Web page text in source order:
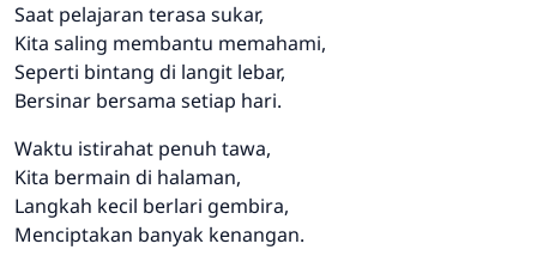
Saat pelajaran terasa sukar,
Kita saling membantu memahami,
Seperti bintang di langit lebar,
Bersinar bersama setiap hari.
Waktu istirahat penuh tawa,
Kita bermain di halaman,
Langkah kecil berlari gembira,
Menciptakan banyak kenangan.